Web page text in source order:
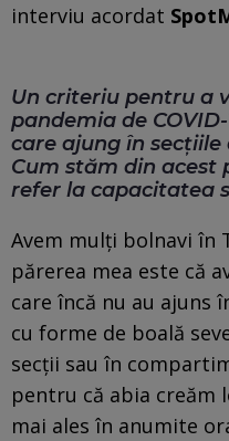
interviu acordat
Un criteriu pentru a
pandemia de
care ajung în secțiile
Cum stăm din acest
refer la capacitatea
Avem mulți bolnavi în
părerea mea este că
care încă nu au ajuns
cu forme de boală
secții sau în
pentru că abia creăm
mai ales în anumite